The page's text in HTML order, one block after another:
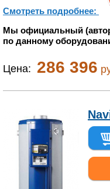
Смотреть подробнее:
Мы официальный
по данному
Цена: 286 396